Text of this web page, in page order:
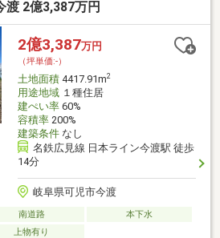
っと気に入ります。■その他、おす
す。■営業マン、いち推しの「おすす
物件です。お早めにどうぞ！■現地説
』ください。■クローバーハウス ０
渡 2億3,387万円
2億3,387万円
（坪単価:-）
土地面積4417.91m2
用途地域１種住居
建ぺい率60%
容積率200%
建築条件なし
名鉄広見線 日本ライン今渡駅 徒歩
14分
岐阜県可児市今渡
南道路
本下水
上物有り